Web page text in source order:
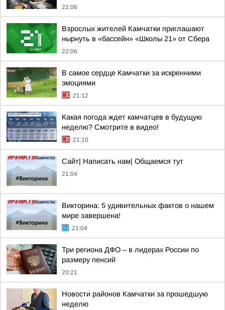
22:06
Взрослых жителей Камчатки приглашают
нырнуть в «бассейн» «Школы 21» от Сбера
22:06
В самое сердце Камчатки за искренними
эмоциями
21:12
Какая погода ждет камчатцев в будущую
неделю? Cмотрите в видео!
21:10
Сайт| Написать нам| Общаемся тут
21:04
Викторина: 5 удивительных фактов о нашем
мире завершена!
21:04
Три региона ДФО – в лидерах России по
размеру пенсий
20:21
Новости районов Камчатки за прошедшую
неделю